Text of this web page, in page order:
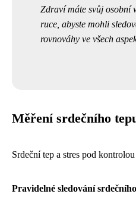
Zdraví máte svůj osobní
ruce, abyste mohli
rovnováhy ve všech
Měření srdečního
Srdeční tep a stres pod
Pravidelné sledování